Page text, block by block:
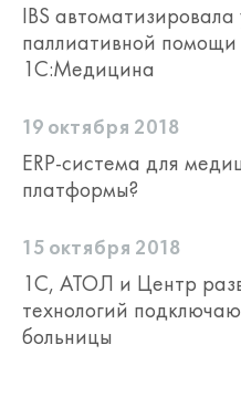
IBS
паллиативной
1С:Медицина
19 октября 2018
ERP-система для
платформы?
15 октября 2018
1C, АТОЛ и Центр
технологий
больницы